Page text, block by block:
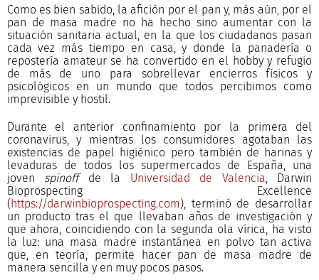
Como es bien sabido, la afición por el pan y, más aún, por el
pan de masa madre no ha hecho sino aumentar con la
situación sanitaria actual, en la que los ciudadanos pasan
cada vez más tiempo en casa, y donde la panadería o
repostería amateur se ha convertido en el hobby y refugio
de más de uno para sobrellevar encierros físicos y
psicológicos en un mundo que todos percibimos como
imprevisible y hostil.
Durante el anterior confinamiento por la primera del
coronavirus, y mientras los consumidores agotaban las
existencias de papel higiénico pero también de harinas y
levaduras de todos los supermercados de España, una
joven spinoff de la Universidad de Valencia , Darwin
Bioprospecting Excellence
(https://darwinbioprospecting.com), terminó de desarrollar
un producto tras el que llevaban años de investigación y
que ahora, coincidiendo con la segunda ola vírica, ha visto
la luz: una masa madre instantánea en polvo tan activa
que, en teoría, permite hacer pan de masa madre de
manera sencilla y en muy pocos pasos.